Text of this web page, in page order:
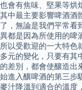
也會有焦味、堅果等烘
其中最主要影響啤酒酒
了，無論是我們平常看
異都是因為所使用的啤
所以受歡迎的一大特色
多元的變化，只要有其
的差別，都會使釀造出
始進入釀啤酒的第三步
麥汁降溫到適合的溫度